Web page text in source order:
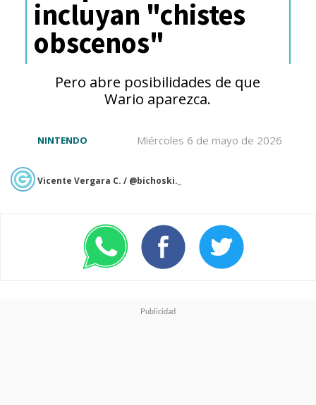
incluyan "chistes
obscenos"
Pero abre posibilidades de que
Wario aparezca.
Miércoles 6 de mayo de 2026
NINTENDO
Vicente Vergara C. / @bichoski._